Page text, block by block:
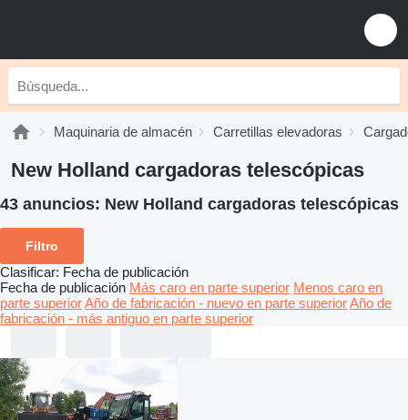
Maquinaria de almacén Carretillas elevadoras
New Holland cargadoras telescópicas
43 anuncios: New Holland cargadoras telescópicas
Filtro
Clasificar: Fecha de publicación
Fecha de publicación Más caro en parte superior Menos caro en
parte superiorAño de fabricación - nuevo en parte superiorAño de
fabricación - más antiguo en parte superior